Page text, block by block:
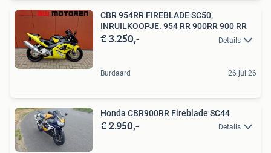
CBR 954RR FIREBLADE SC50,
INRUILKOOPJE. 954 RR 900RR 900 RR
€ 3.250,- Details
Burdaard 26 jul 26
Honda CBR900RR Fireblade SC44
€ 2.950,- Details